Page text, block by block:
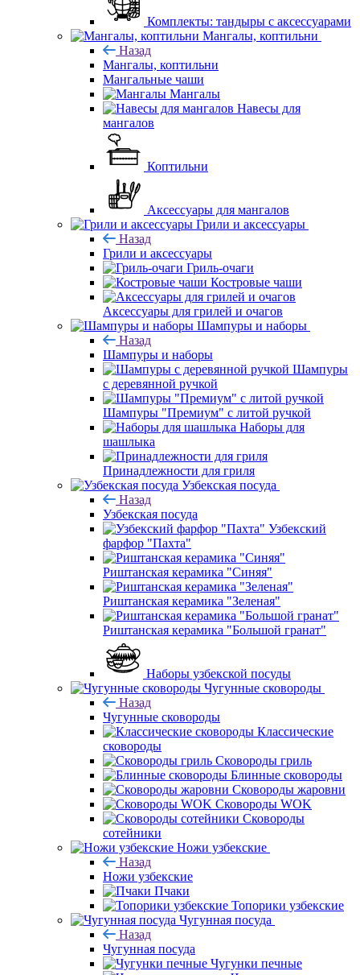
Комплекты: тандыры с аксессуарами
Мангалы, коптильни
Назад
Мангалы, коптильни
Мангальные чаши
Мангалы
Навесы для
мангалов
Коптильни
Аксессуары для мангалов
Грили и аксессуары
Назад
Грили и аксессуары
Гриль-очаги
Костровые чаши
Аксессуары для грилей и очагов
Шампуры и наборы
Назад
Шампуры и наборы
Шампуры
с деревянной ручкой
Шампуры "Премиум" с литой ручкой
Наборы для
шашлыка
Принадлежности для гриля
Узбекская посуда
Назад
Узбекская посуда
Узбекский
фарфор "Пахта"
Риштанская керамика "Синяя"
Риштанская керамика "Зеленая"
Риштанская керамика "Большой гранат"
Наборы узбекской посуды
Чугунные сковороды
Назад
Чугунные сковороды
Классические
сковороды
Сковороды гриль
Блинные сковороды
Сковороды жаровни
Сковороды WOK
Сковороды
сотейники
Ножи узбекские
Назад
Ножи узбекские
Пчаки
Топорики узбекские
Чугунная посуда
Назад
Чугунная посуда
Чугунки печные